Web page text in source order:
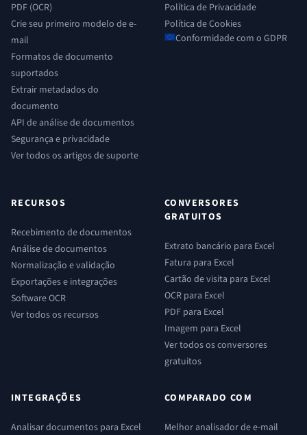
PDF (OCR)
Crie seu primeiro modelo de e-
mail
Formatos de documento
suportados
Extrair metadados do
documento
API de análise de documentos
Segurança e privacidade
Ver todos os artigos de suporte
Política de Privacidade
Política de Cookies
Conformidade com o GDPR
RECURSOS
Recebimento de documentos
Análise de documentos
Normalização e validação
Exportações e integrações
Software OCR
Ver todos os recursos
CONVERSORES
GRATUITOS
Extrato bancário para Excel
Fatura para Excel
Cartão de visita para Excel
OCR para Excel
PDF para Excel
Imagem para Excel
Ver todos os conversores
gratuitos
INTEGRAÇÕES
Analisar documentos para Excel
COMPARADO COM
Melhor analisador de e-mail